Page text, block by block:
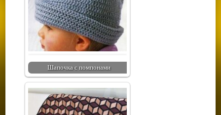
Шапочка с помпонами